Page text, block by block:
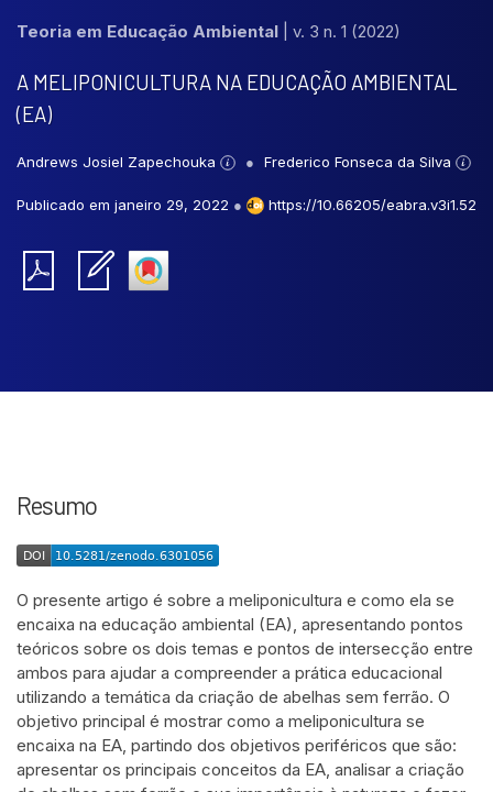
Teoria em Educação Ambiental v. 3 n. 1 (2022)
A MELIPONICULTURA NA EDUCAÇÃO AMBIENTAL
(EA)
Andrews Josiel Zapechouka Frederico Fonseca da Silva
Publicado em janeiro 29, 2022 ● https://10.66205/eabra.v3i1.52
Resumo
O presente artigo é sobre a meliponicultura e como ela se
encaixa na educação ambiental (EA), apresentando pontos
teóricos sobre os dois temas e pontos de intersecção entre
ambos para ajudar a compreender a prática educacional
utilizando a temática da criação de abelhas sem ferrão. O
objetivo principal é mostrar como a meliponicultura se
encaixa na EA, partindo dos objetivos periféricos que são:
apresentar os principais conceitos da EA, analisar a criação